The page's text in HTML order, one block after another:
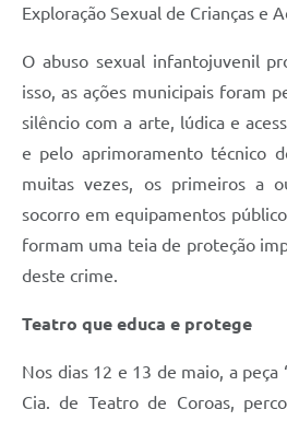
Exploração Sexual de Crianças e
O abuso sexual infantojuvenil
isso, as ações municipais foram
silêncio com a arte, lúdica e
e pelo aprimoramento técnico
muitas vezes, os primeiros a
socorro em equipamentos
formam uma teia de proteção
deste crime.
Teatro que educa e protege
Nos dias 12 e 13 de maio, a peça
Cia. de Teatro de Coroas,